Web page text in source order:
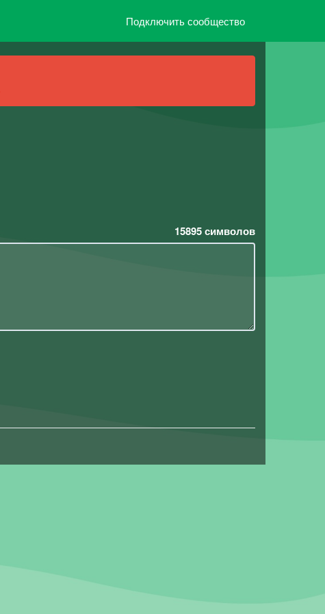
Подключить сообщество
15895символов